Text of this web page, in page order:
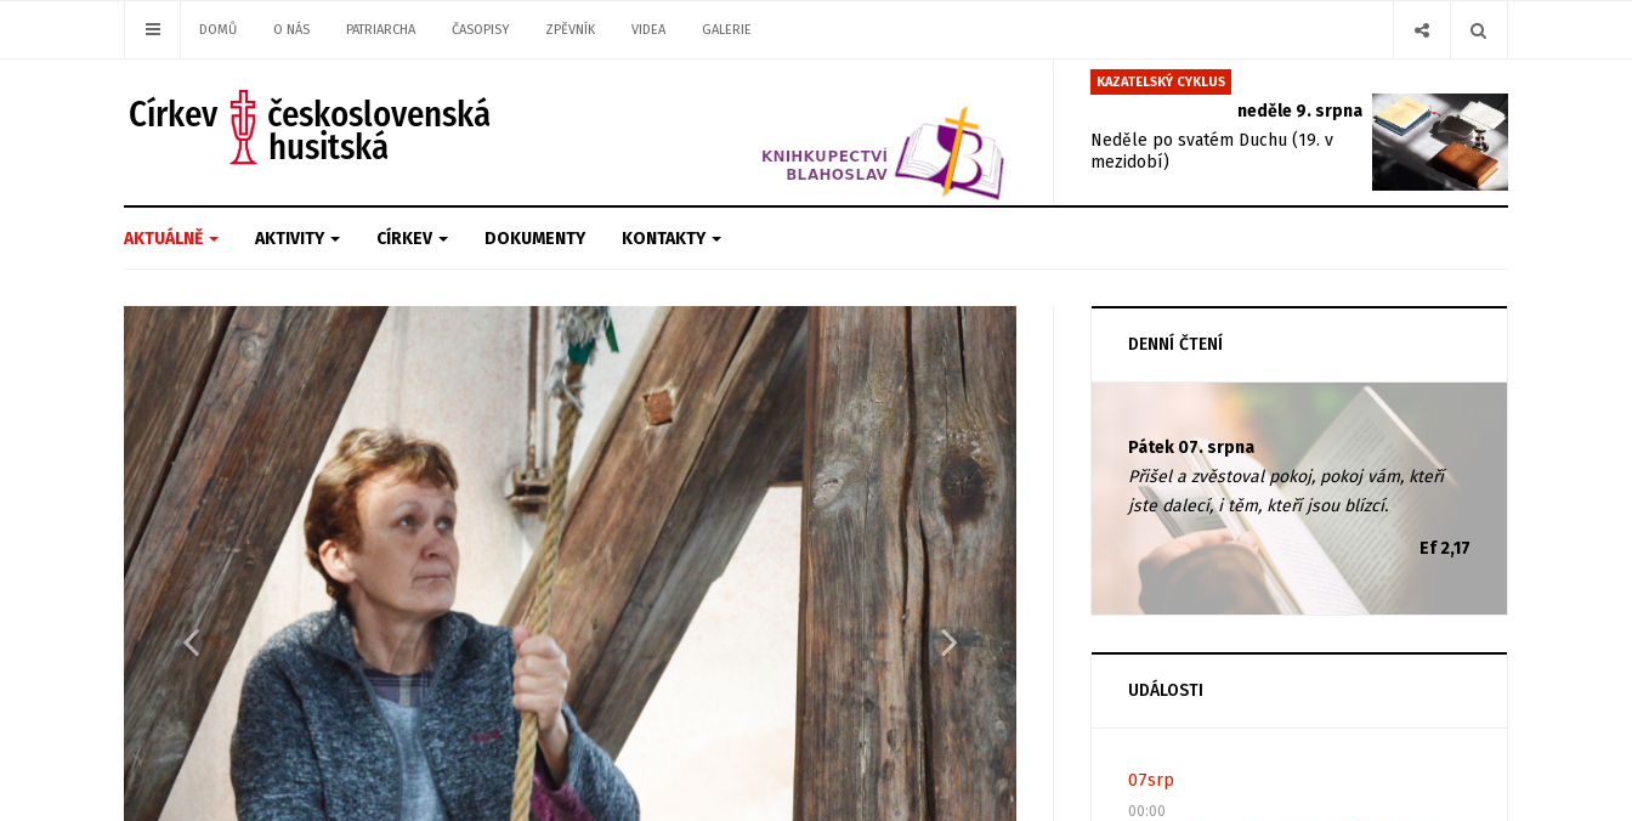
DOMŮ O NÁS PATRIARCHA ČASOPISY ZPĚVNÍK VIDEA GALERIE
KAZATELSKÝ CYKLUS
neděle 9. srpna
Neděle po svatém Duchu (19. v
mezidobí)
AKTUÁLNĚ AKTIVITY CÍRKEV DOKUMENTY KONTAKTY
Previous Next
DENNÍ ČTENÍ
Pátek 07. srpna
Přišel a zvěstoval pokoj, pokoj vám, kteří
jste dalecí, i těm, kteří jsou blízcí.
Ef 2,17
UDÁLOSTI
07srp
00:00